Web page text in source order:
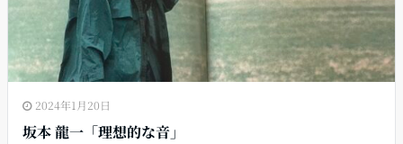
2024年1月20日
坂本 龍一「理想的な音」